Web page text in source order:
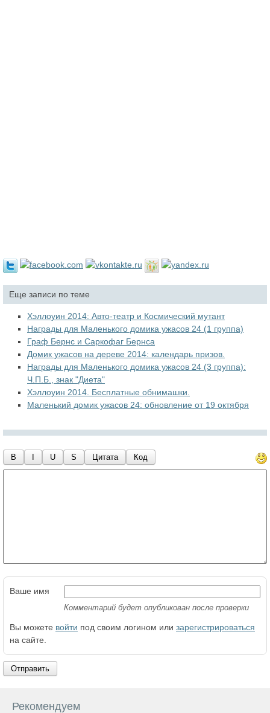
Еще записи по теме
Хэллоуин 2014: Авто-театр и Космический мутант
Награды для Маленького домика ужасов 24 (1 группа)
Граф Бернс и Саркофаг Бернса
Домик ужасов на дереве 2014: календарь призов.
Награды для Маленького домика ужасов 24 (3 группа):
Ч.П.Б., знак "Диета"
Хэллоуин 2014. Бесплатные обнимашки.
Маленький домик ужасов 24: обновление от 19 октября
B U S Цитата Код
Ваше имя
Комментарий будет опубликован после проверки
Вы можете войти под своим логином или зарегистрироваться
на сайте.
Отправить
Рекомендуем